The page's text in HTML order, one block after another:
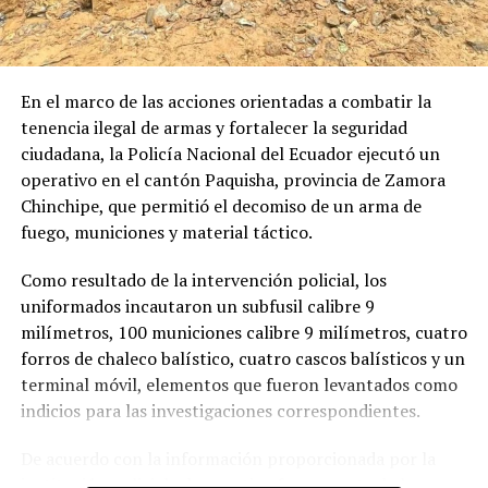
Cada nombre provocó un nuevo llanto.
Porque detrás de cada víctima existe una mesa con un
una familia que todavía conversa con fotografías.
Pero hubo un instante particularmente doloroso.
Cuando terminaron de leer los trece nombres
recuperados, el silencio volvió a ocupar el lugar de las
Era el espacio reservado para quienes aún permanecen
desaparecidos.
Liliana Tiwi Kuji.
y administrativos previstos en la legislación ecuatoriana
para el ejercicio de la función pública.
En la misma resolución, el Pleno del Consejo de la
Judicatura dio por concluido el encargo del doctor
Adriano Loján Zumba, quien venía desempeñándose
como director provincial encargado de Loja.
En el marco de las acciones orientadas a combatir la
tenencia ilegal de armas y fortalecer la seguridad
ciudadana, la Policía Nacional del Ecuador ejecutó un
operativo en el cantón Paquisha, provincia de Zamora
Chinchipe, que permitió el decomiso de un arma de
fuego, municiones y material táctico.
Como resultado de la intervención policial, los
uniformados incautaron un subfusil calibre 9
milímetros, 100 municiones calibre 9 milímetros, cuatro
forros de chaleco balístico, cuatro cascos balísticos y un
terminal móvil, elementos que fueron levantados como
indicios para las investigaciones correspondientes.